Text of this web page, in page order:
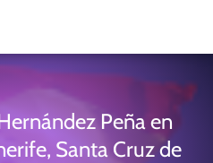
Peña en
Santa Cruz de